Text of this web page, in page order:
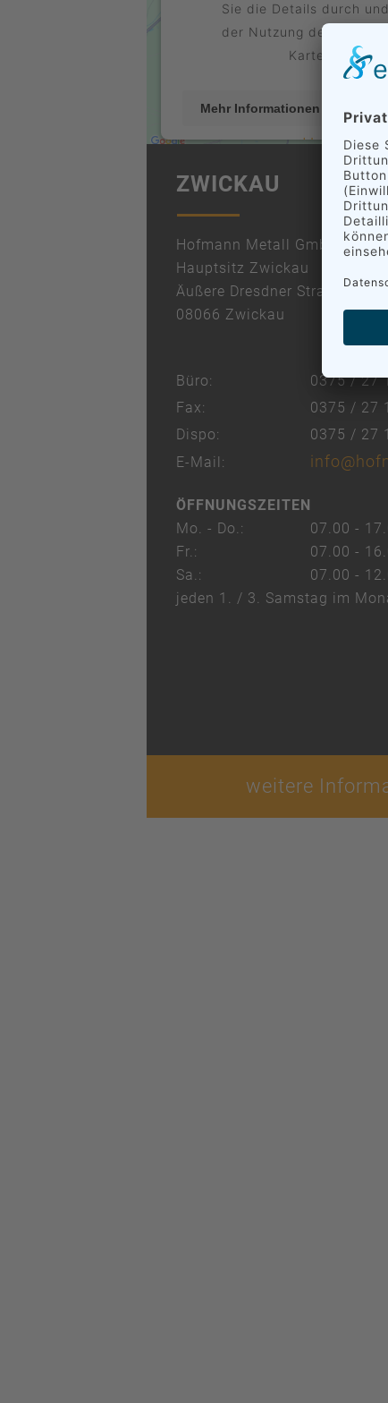
Sie die Details durch
der Nutzung des Service
Karte
Mehr Informationen
powered by
Management
ZWICKAU
Hofmann Metall GmbH
Hauptsitz Zwickau
Äußere Dresdner Straße 80
08066 Zwickau
Büro:
0375 / 27
Fax:
0375 / 27
Dispo:
0375 / 27
E-Mail:
ÖFFNUNGSZEITEN
Mo. - Do.:
07.00 -
Fr.:
07.00 -
Sa.:
07.00 -
jeden 1. / 3. Samstag im
weitere